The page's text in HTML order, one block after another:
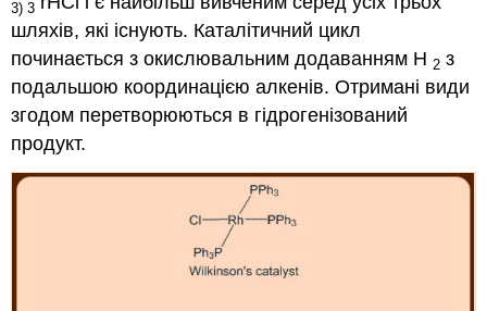
3) 3
шляхів, які існують. Каталітичний цикл
починається з окислювальним додаванням Н 2 з
подальшою координацією алкенів. Отримані види
згодом перетворюються в гідрогенізований
продукт.